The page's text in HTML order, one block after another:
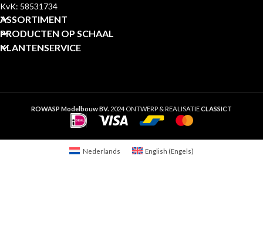
KvK: 58531734
ASSORTIMENT
PRODUCTEN OP SCHAAL
KLANTENSERVICE
ROWASP Modelbouw BV. 2024 ONTWERP & REALISATIECLASSICT
Nederlands English (Engels)